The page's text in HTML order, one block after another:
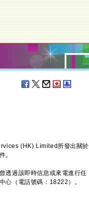
(HK) Limited所發出關於
。
過該即時信息或來電進行任
心（電話號碼：18222）。